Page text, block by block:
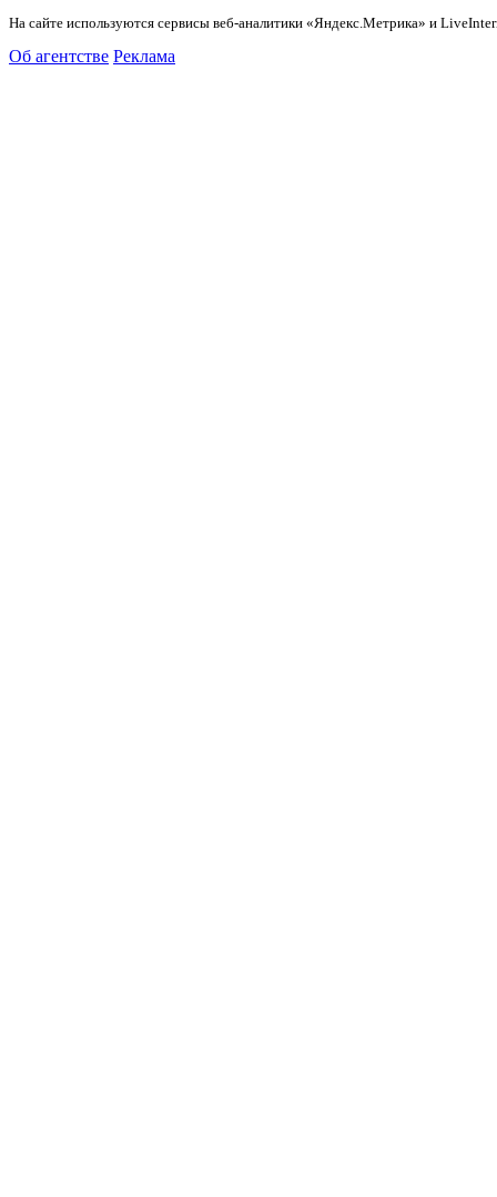
На сайте используются сервисы веб-аналитики «Яндекс.Метрика» и
Об агентстве Реклама